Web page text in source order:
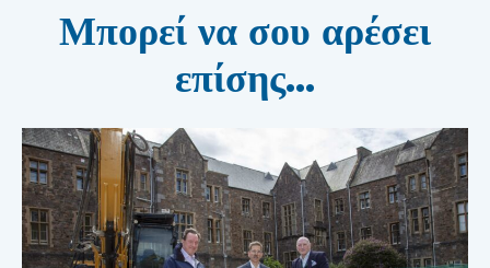
Μπορεί να σου αρέσει
επίσης...